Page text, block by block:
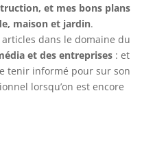
et mes bons plans
maison et jardin.
dans le domaine du
et des entreprises: et
tenir informé pour sur son
lorsqu’on est encore